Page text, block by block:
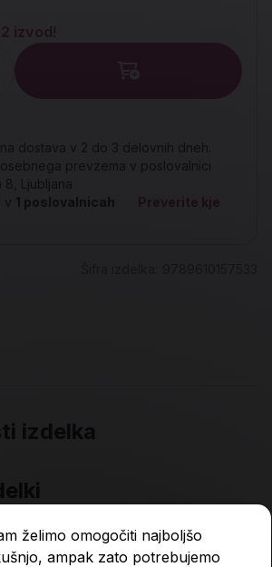
2 izvod
dostava v 2 do 3 delovnih dneh.
prevzema v poslovalnici
8, Ljubljana
v 1 poslovalnicah Preverite kje
izdelka
želimo omogočiti najboljšo
ampak zato potrebujemo